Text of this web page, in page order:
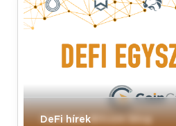
CoinCash Bitcoin blog
DeFi hírek